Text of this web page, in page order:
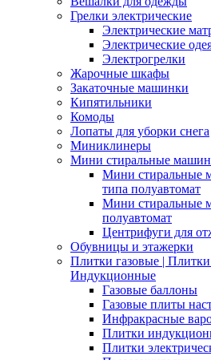
Грелки электрические
Электрические
Электрические
Электрогрелки
Жарочные шкафы
Закаточные машинки
Кипятильники
Комоды
Лопаты для уборки снега
Миниклинеры
Мини стиральные
Мини стиральные
типа полуавтомат
Мини стиральные
полуавтомат
Центрифуги для
Обувницы и этажерки
Плитки газовые | Плитки
Индукционные
Газовые баллоны
Газовые плиты
Инфракрасные
Плитки
Плитки